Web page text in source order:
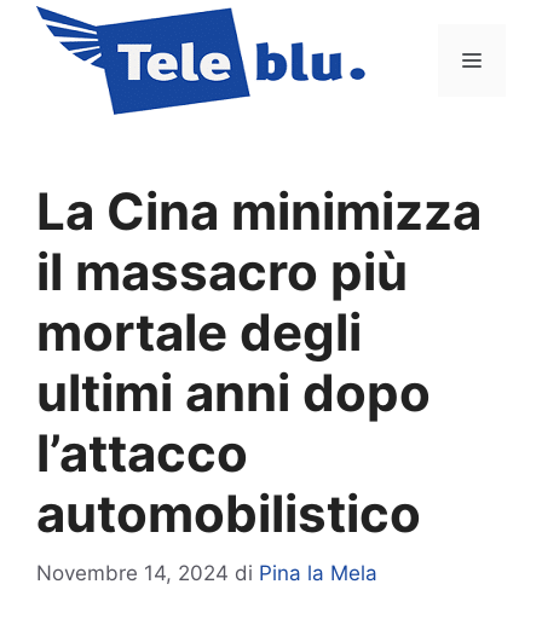
contenuto
Menu
La Cina minimizza
il massacro più
mortale degli
ultimi anni dopo
l’attacco
automobilistico
Novembre 14, 2024 di Pina la Mela